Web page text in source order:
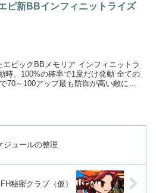
ピ新BBインフィニットライズ
メモリア インフィニットラ
70～100アップ最も防御が高い敵に
ジュールの整理
秘密クラブ（仮）